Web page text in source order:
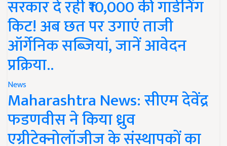
सरकार दे रही ₹10,000 की गार्डनिंग
किट! अब छत पर उगाएं ताजी
ऑर्गेनिक सब्जियां, जानें आवेदन
प्रक्रिया..
News
Maharashtra News: सीएम देवेंद्र
फडणवीस ने किया ध्रुव
एग्रीटेक्नोलॉजीज के संस्थापकों का